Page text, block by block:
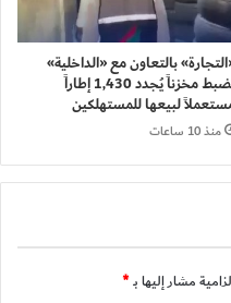
بالتعاون مع «الداخلية»
تضبط مخزناً يُجدد 1,430 إطاراً
لبيعها للمستهلكين
منذ 10 ساعات
مشار إليها بـ*